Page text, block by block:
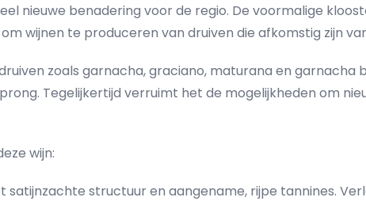
nieuwe benadering voor de regio. De voormalige
wijnen te produceren van druiven die afkomstig zijn
zoals garnacha, graciano, maturana en garnacha
Tegelijkertijd verruimt het de mogelijkheden om
wijn:
satijnzachte structuur en aangename, rijpe tannines.